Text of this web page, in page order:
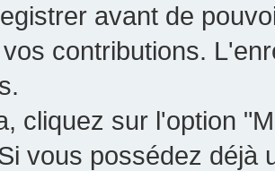
avant de
contributions.
cliquez sur l'option
vous possédez déjà